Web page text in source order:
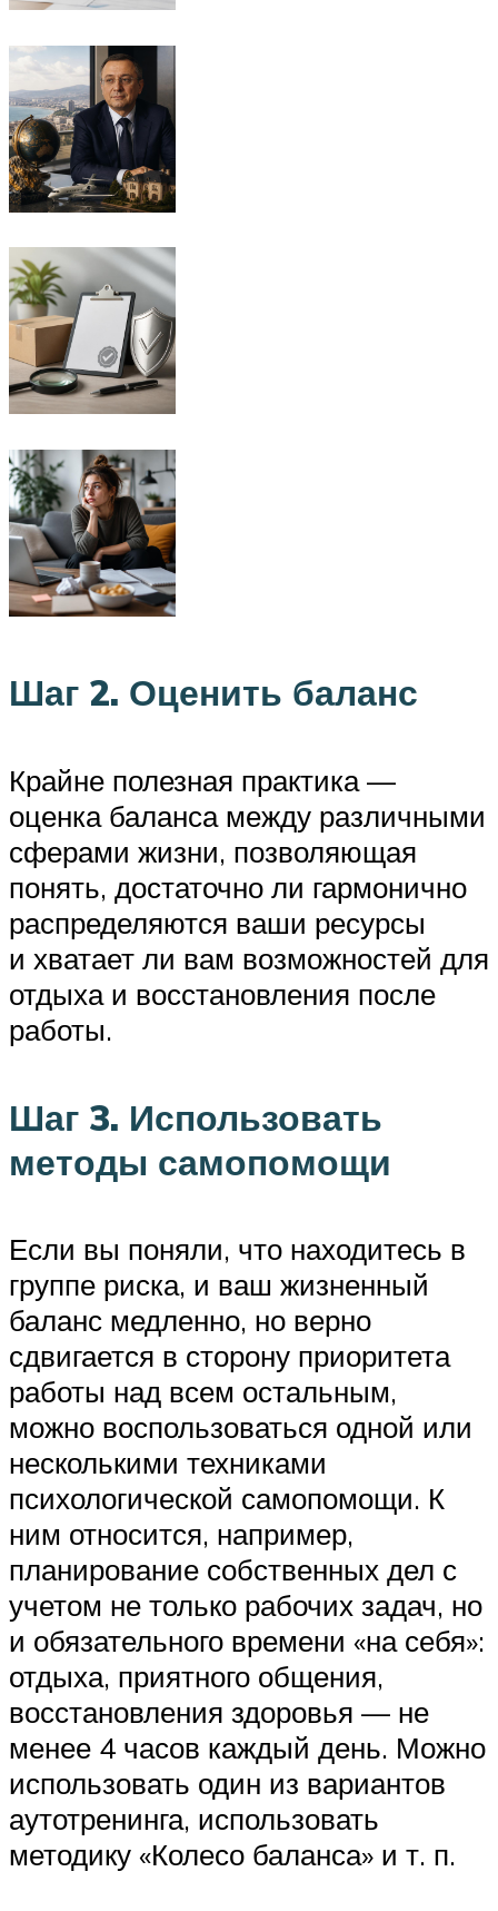
Шаг 2. Оценить баланс
Крайне полезная практика —
оценка баланса между различными
сферами жизни, позволяющая
понять, достаточно ли гармонично
распределяются ваши ресурсы
и хватает ли вам возможностей для
отдыха и восстановления после
работы.
Шаг 3. Использовать
методы самопомощи
Если вы поняли, что находитесь в
группе риска, и ваш жизненный
баланс медленно, но верно
сдвигается в сторону приоритета
работы над всем остальным,
можно воспользоваться одной или
несколькими техниками
психологической самопомощи. К
ним относится, например,
планирование собственных дел с
учетом не только рабочих задач, но
и обязательного времени «на себя»:
отдыха, приятного общения,
восстановления здоровья — не
менее 4 часов каждый день. Можно
использовать один из вариантов
аутотренинга, использовать
методику «Колесо баланса» и т. п.